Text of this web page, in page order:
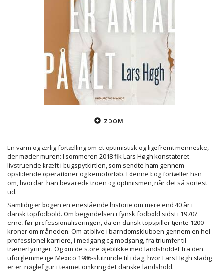
ZOOM
En varm og ærlig fortælling om et optimistisk og ligefremt menneske,
der møder muren: I sommeren 2018 fik Lars Høgh konstateret
livstruende kræft i bugspytkirtlen, som sendte ham gennem
opslidende operationer og kemoforløb. I denne bog fortæller han
om, hvordan han bevarede troen og optimismen, når det så sortest
ud.
Samtidig er bogen en enestående historie om mere end 40 år i
dansk topfodbold. Om begyndelsen i fynsk fodbold sidst i 1970?
erne, før professionaliseringen, da en dansk topspiller tjente 1200
kroner om måneden. Om at blive i barndomsklubben gennem en hel
professionel karriere, i medgang og modgang, fra triumfer til
trænerfyringer. Og om de store øjeblikke med landsholdet fra den
uforglemmelige Mexico 1986-slutrunde til i dag, hvor Lars Høgh stadig
er en nøglefigur i teamet omkring det danske landshold.